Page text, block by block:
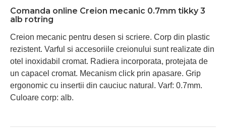
Comanda online Creion mecanic 0.7mm tikky 3
alb rotring
Creion mecanic pentru desen si scriere. Corp din plastic
rezistent. Varful si accesoriile creionului sunt realizate din
otel inoxidabil cromat. Radiera incorporata, protejata de
un capacel cromat. Mecanism click prin apasare. Grip
ergonomic cu insertii din cauciuc natural. Varf: 0.7mm.
Culoare corp: alb.